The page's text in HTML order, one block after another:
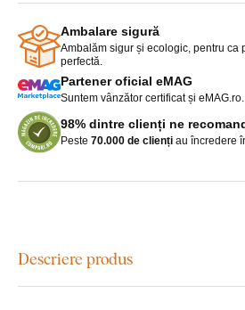
Ambalare sigură
Ambalăm sigur și ecologic, pentru ca
perfectă.
Partener oficial eMAG
Suntem vânzător certificat și eMAG.ro.
98% dintre clienți ne
Peste 70.000 de clienți au încredere
Descriere produs